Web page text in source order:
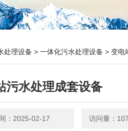
处理设备 > 一体化污水处理设备 > 变电
污水处理成套设备
：2025-02-17 访问量：